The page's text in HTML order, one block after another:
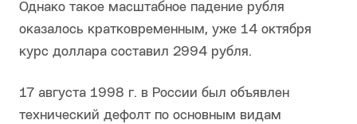
Однако такое масштабное падение рубля
оказалось кратковременным, уже 14 октября
курс доллара составил 2994 рубля.
17 августа 1998 г. в России был объявлен
технический дефолт по основным видам